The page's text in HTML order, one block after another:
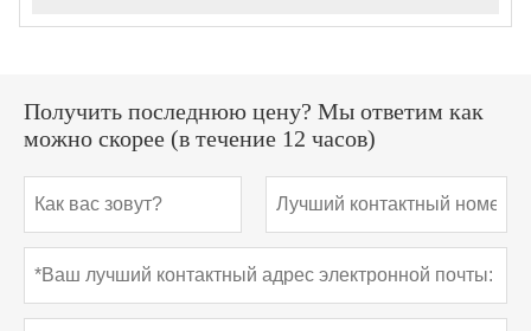
Получить последнюю цену? Мы ответим как
можно скорее (в течение 12 часов)